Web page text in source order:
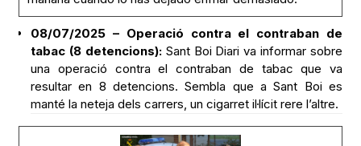
08/07/2025 – Operació contra el contraban de
tabac (8 detencions):Sant Boi Diari va informar sobre
una operació contra el contraban de tabac que va
resultar en 8 detencions. Sembla que a Sant Boi es
manté la neteja dels carrers, un cigarret il·lícit rere l’altre.